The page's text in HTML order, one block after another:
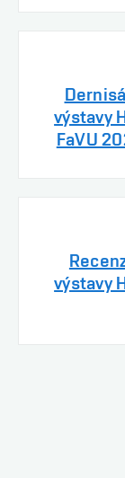
výstavy
FaVU
výstavy